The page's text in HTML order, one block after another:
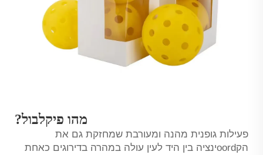
מהו פיקלבול?
פעילות גופנית מהנה ומעורבת שמחזקת גם את
הקoordינציה בין היד לעין עולה במהרה בדירוגים כאחת